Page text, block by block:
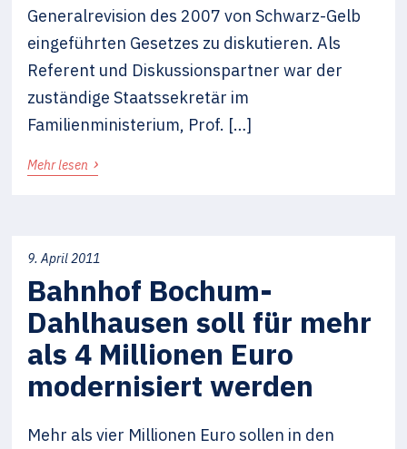
Generalrevision des 2007 von Schwarz-Gelb
eingeführten Gesetzes zu diskutieren. Als
Referent und Diskussionspartner war der
zuständige Staatssekretär im
Familienministerium, Prof. […]
Mehr lesen ›
9. April 2011
Bahnhof Bochum-
Dahlhausen soll für mehr
als 4 Millionen Euro
modernisiert werden
Mehr als vier Millionen Euro sollen in den